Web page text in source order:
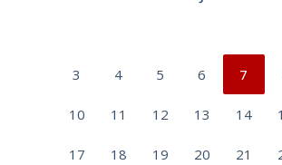
3 4 5 6 7
10 11 12 13 14
17 18 19 20 21